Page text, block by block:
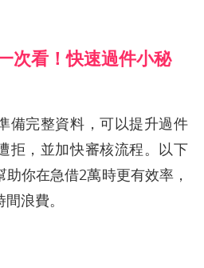
次看！快速過件小秘
備完整資料，可以提升過件
拒，並加快審核流程。以下
你在急借2萬時更有效率，
浪費。